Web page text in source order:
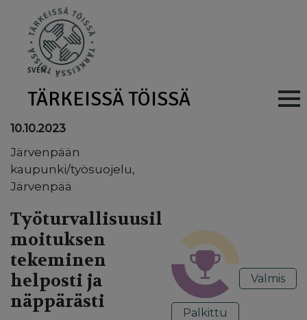
SVEN
TÄRKEISSÄ TÖISSÄ Main
10.10.2023
Järvenpään
kaupunki/työsuojelu,
Järvenpää
Työturvallisuusil
moituksen
tekeminen
helposti ja
näppärästi
Palkittu
Valmis